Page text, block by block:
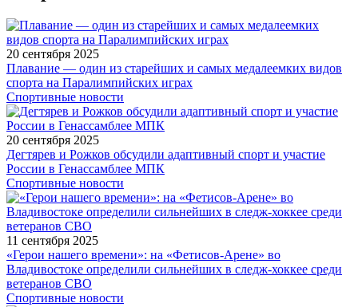
20 сентября 2025
Плавание — один из старейших и самых медалеемких видов
спорта на Паралимпийских играх
Спортивные новости
20 сентября 2025
Дегтярев и Рожков обсудили адаптивный спорт и участие
России в Генассамблее МПК
Спортивные новости
11 сентября 2025
«Герои нашего времени»: на «Фетисов-Арене» во
Владивостоке определили сильнейших в следж-хоккее среди
ветеранов СВО
Спортивные новости